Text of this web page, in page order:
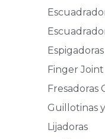
Espigadoras
Finger Joint
Fresadoras
Guillotinas
Lijadoras